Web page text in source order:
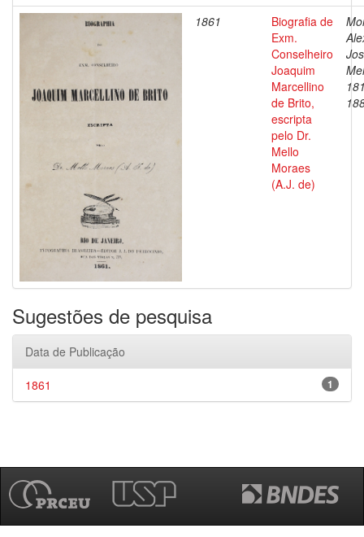
1861
Biografia de
Exm.
Conselheiro
Joaquim
Marcellino
de Brito,
escripta
pelo Dr.
Mello
Moraes
(A.J. de)
Sugestões de pesquisa
Data de Publicação
1
1861